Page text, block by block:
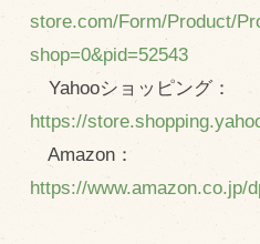
store.com/Form/Product/
shop=0&pid=52543
Yahooショッピング：
https://
Amazon：
https://www.amazon.co.jp/